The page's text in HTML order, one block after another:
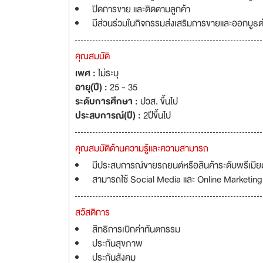
ปิดการขาย และติดตามลูกค้า
มีส่วนร่วมในกิจกรรมส่งเสริมการขายและออกบูธ
คุณสมบัติ
เพศ :ไม่ระบุ
อายุ(ปี) :25 - 35
ระดับการศึกษา :ปวส. ขึ้นไป
ประสบการณ์(ปี) :2ปีขึ้นไป
คุณสมบัติด้านความรู้และความสามารถ
มีประสบการณ์ขายรถยนต์หรือสินค้าระดับพรีเมีย
สามารถใช้ Social Media และ Online
สวัสดิการ
สิทธิการเบิกค่าทันตกรรม
ประกันสุขภาพ
ประกันสังคม